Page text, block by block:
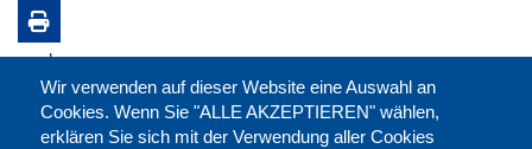
Wir verwenden auf dieser Website eine Auswahl an
Cookies. Wenn Sie "ALLE AKZEPTIEREN" wählen,
erklären Sie sich mit der Verwendung aller Cookies
merken: